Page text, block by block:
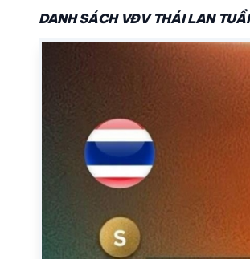
DANH SÁCH VĐV THÁI LAN